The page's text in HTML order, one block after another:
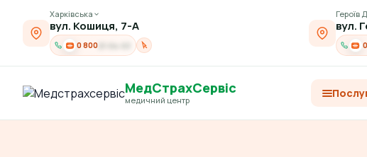
Харківська
вул. Кошиця, 7-А
0 800
Героїв
вул.
МедСтрахСервіс
медичний центр